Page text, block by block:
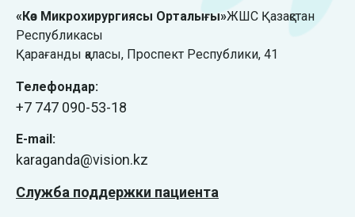
«Көз Микрохирургиясы Орталығы»ЖШС Қазақстан
Республикасы
Қарағанды қаласы, ​Проспект Республики, 41
Телефондар:
+7 747 090-53-18
E-mail:
karaganda@vision.kz
Служба поддержки пациента